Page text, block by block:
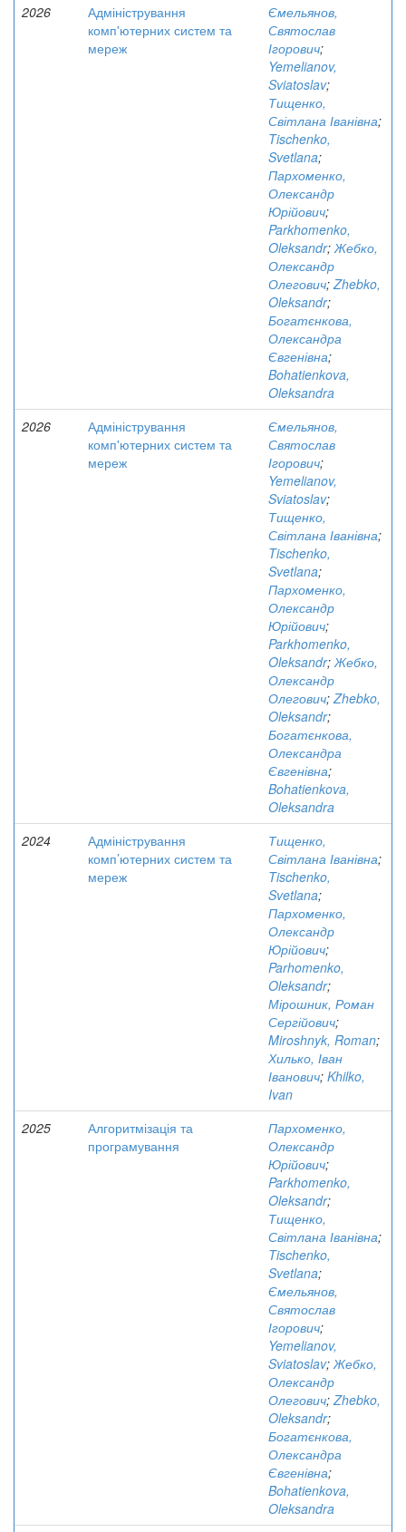
2026
Адміністрування
комп'ютерних систем та
мереж
Ємельянов,
Святослав
Ігорович;
Yemelianov,
Sviatoslav;
Тищенко,
Світлана Іванівна;
Tischenko,
Svetlana;
Пархоменко,
Олександр
Юрійович;
Parkhomenko,
Oleksandr;Жебко,
Олександр
Олегович;Zhebko,
Oleksandr;
Богатєнкова,
Олександра
Євгенівна;
Bohatienkova,
Oleksandra
2026
Адміністрування
комп'ютерних систем та
мереж
Ємельянов,
Святослав
Ігорович;
Yemelianov,
Sviatoslav;
Тищенко,
Світлана Іванівна;
Tischenko,
Svetlana;
Пархоменко,
Олександр
Юрійович;
Parkhomenko,
Oleksandr;Жебко,
Олександр
Олегович;Zhebko,
Oleksandr;
Богатєнкова,
Олександра
Євгенівна;
Bohatienkova,
Oleksandra
2024
Адміністрування
комп’ютерних систем та
мереж
Тищенко,
Світлана Іванівна;
Tischenko,
Svetlana;
Пархоменко,
Олександр
Юрійович;
Parhomenko,
Oleksandr;
Мірошник, Роман
Сергійович;
Miroshnyk, Roman;
Хилько, Іван
Іванович; Khilko,
Ivan
2025
Алгоритмізація та
програмування
Пархоменко,
Олександр
Юрійович;
Parkhomenko,
Oleksandr;
Тищенко,
Світлана Іванівна;
Tischenko,
Svetlana;
Ємельянов,
Святослав
Ігорович;
Yemelianov,
Sviatoslav;Жебко,
Олександр
Олегович;Zhebko,
Oleksandr;
Богатєнкова,
Олександра
Євгенівна;
Bohatienkova,
Oleksandra